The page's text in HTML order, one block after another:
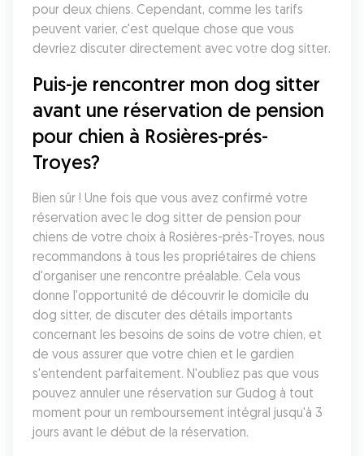
pour deux chiens. Cependant, comme les tarifs
peuvent varier, c'est quelque chose que vous
Puis-je rencontrer mon dog sitter
avant une réservation de pension
pour chien à Rosières-prés-
Troyes?
Bien sûr ! Une fois que vous avez confirmé votre
réservation avec le dog sitter de pension pour
chiens de votre choix à Rosières-prés-Troyes, nous
recommandons à tous les propriétaires de chiens
d'organiser une rencontre préalable. Cela vous
donne l'opportunité de découvrir le domicile du
dog sitter, de discuter des détails importants
concernant les besoins de soins de votre chien, et
de vous assurer que votre chien et le gardien
s'entendent parfaitement. N'oubliez pas que vous
pouvez annuler une réservation sur Gudog à tout
moment pour un remboursement intégral jusqu'à 3
jours avant le début de la réservation.